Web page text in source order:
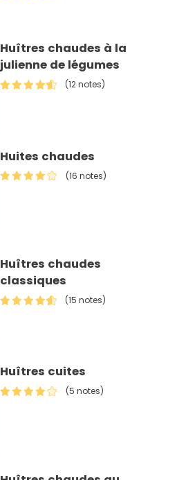
Huîtres chaudes à la
julienne de légumes
(12 notes)
Huites chaudes
(16 notes)
Huîtres chaudes
classiques
(15 notes)
Huîtres cuites
(5 notes)